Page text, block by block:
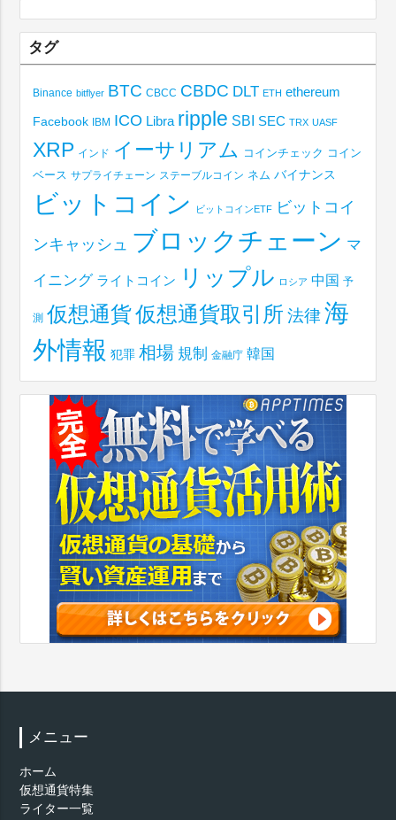
タグ
Binance bitflyer BTC CBCC CBDC DLT ETH ethereum
Facebook IBM ICO Libra ripple SBI SEC TRX UASF
XRP インド イーサリアム コインチェック コイン
ベース サプライチェーン ステーブルコイン ネム バイナンス
ビットコイン ビットコインETF ビットコイ
ンキャッシュ ブロックチェーン マ
イニング ライトコイン リップル ロシア 中国 予
測 仮想通貨仮想通貨取引所 法律 海
外情報 犯罪 相場 規制 金融庁 韓国
メニュー
ホーム
仮想通貨特集
ライター一覧